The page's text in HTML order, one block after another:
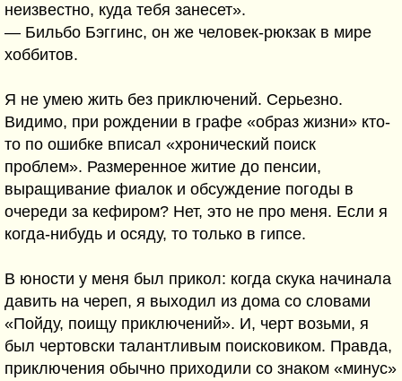
неизвестно, куда тебя занесет».
— Бильбо Бэггинс, он же человек-рюкзак в мире
хоббитов.
Я не умею жить без приключений. Серьезно.
Видимо, при рождении в графе «образ жизни» кто-
то по ошибке вписал «хронический поиск
проблем». Размеренное житие до пенсии,
выращивание фиалок и обсуждение погоды в
очереди за кефиром? Нет, это не про меня. Если я
когда-нибудь и осяду, то только в гипсе.
В юности у меня был прикол: когда скука начинала
давить на череп, я выходил из дома со словами
«Пойду, поищу приключений». И, черт возьми, я
был чертовски талантливым поисковиком. Правда,
приключения обычно приходили со знаком «минус»